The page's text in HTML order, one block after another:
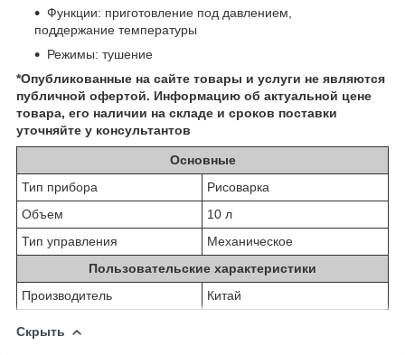
Функции: приготовление под давлением,
поддержание температуры
Режимы: тушение
*Опубликованные на сайте товары и услуги не являются
публичной офертой. Информацию об актуальной цене
товара, его наличии на складе и сроков поставки
уточняйте у консультантов
Основные
Тип прибора
Рисоварка
Объем
10 л
Тип управления
Механическое
Пользовательские характеристики
Производитель
Китай
Скрыть